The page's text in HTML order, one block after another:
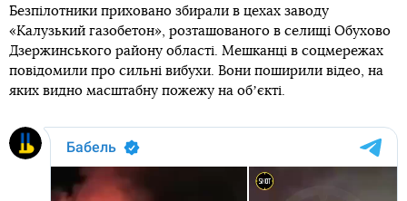
Безпілотники приховано збирали в цехах заводу
«Калузький газобетон», розташованого в селищі Обухово
Дзержинського району області. Мешканці в соцмережах
повідомили про сильні вибухи. Вони поширили відео, на
яких видно масштабну пожежу на обʼєкті.